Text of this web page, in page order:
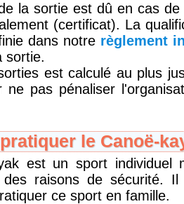
la sortie est dû en cas
(certificat). La
dans notre règlement
sortie.
est calculé au plus
ne pas pénaliser
le Canoë-
est un sport individuel
des raisons de sécurité.
ce sport en famille.